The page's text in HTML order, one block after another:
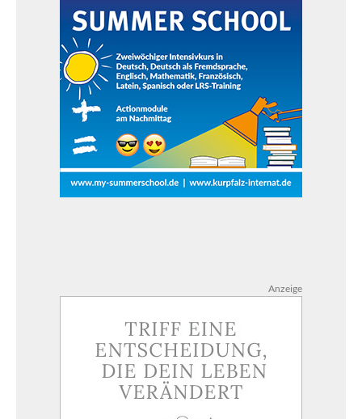
Anzeige